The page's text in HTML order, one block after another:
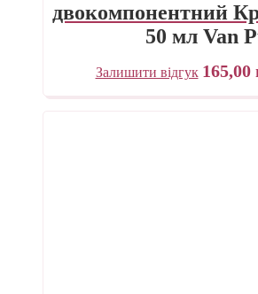
двокомпонентний
50 мл Van
Залишити відгук 165,00